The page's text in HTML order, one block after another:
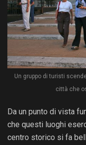
Un gruppo di turisti
città che
Da un punto di vista
che questi luoghi
centro storico si fa